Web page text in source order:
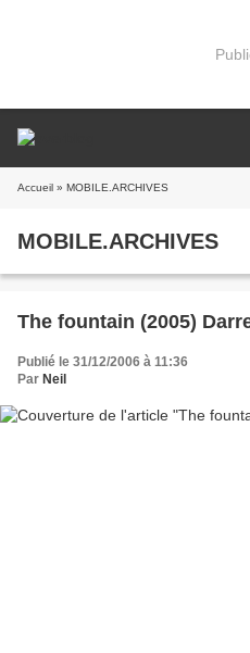
Accueil » MOBILE.ARCHIVES
MOBILE.ARCHIVES
The fountain (2005)
Publié le 31/12/2006 à 11:36
Par Neil